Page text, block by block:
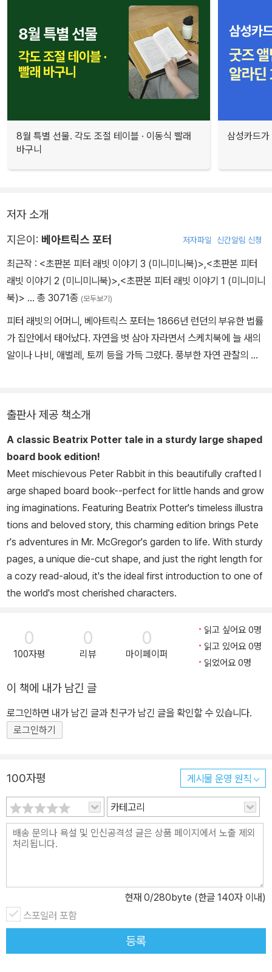
8월 특별 선물. 각도 조절 테이블 · 이동식 빨래
바구니
삼성카드
저자 소개
지은이: 베아트릭스 포터 저자파일 신간알림 신청
최근작 : <초판본 피터 래빗 이야기 3 (미니미니북)>,<초판본 피터
래빗 이야기 2 (미니미니북)>,<초판본 피터 래빗 이야기 1 (미니미니
북)> … 총 3071종 (모두보기)
피터 래빗의 어머니, 베아트릭스 포터는 1866년 런던의 부유한 법률
가 집안에서 태어났다. 자연을 벗 삼아 자라면서 스케치북에 늘 새의
알이나 나비, 애벌레, 토끼 등을 가득 그렸다. 풍부한 자연 관찰의 경
팔려 나갔다. 워낙 선풍적인 인기를 끌어 셜록 홈즈의 작가 코난 도일
도 자녀들에게 그 책을 사주었다고 한다. 그 후 프레더릭 원 출판사와
출판 계약을 맺고 불과 2년 만에 5만 부라는 대히트를 기록했다. 나
이가 들어서도 《글로스터의 재봉사》, 《다람쥐 넛킨 이야기》, 《벤저민
버니 이야기》 등을 꾸준히 집필하면서 왕성한 작품 활동을 이어갔다.
1943년 12월, 자연과 어린이, 동물을 사랑했던 베아트릭스 포터는
무려 500만 평에 이르는 땅과 농장, 저택을 모두 기증하고 77세의
나이로 자연으로 돌아갔다.
출판사 제공 책소개
A classic Beatrix Potter tale in a sturdy large shaped
board book edition!
Meet mischievous Peter Rabbit in this beautifully crafted l
arge shaped board book--perfect for little hands and grow
ing imaginations. Featuring Beatrix Potter's timeless illustra
tions and beloved story, this charming edition brings Pete
r's adventures in Mr. McGregor's garden to life. With sturdy
pages, a unique die-cut shape, and just the right length for
a cozy read-aloud, it's the ideal first introduction to one of
the world's most cherished characters.
0
100자평
0
리뷰
0
마이페이퍼
읽고 싶어요 0명
읽고 있어요 0명
읽었어요 0명
이 책에 내가 남긴 글
로그인하면 내가 남긴 글과 친구가 남긴 글을 확인할 수 있습니다.
로그인하기
100자평 게시물 운영 원칙
카테고리
현재 0/280byte (한글 140자 이내)
스포일러 포함
등록